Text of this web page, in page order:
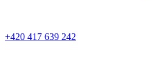
+420 417 639 242